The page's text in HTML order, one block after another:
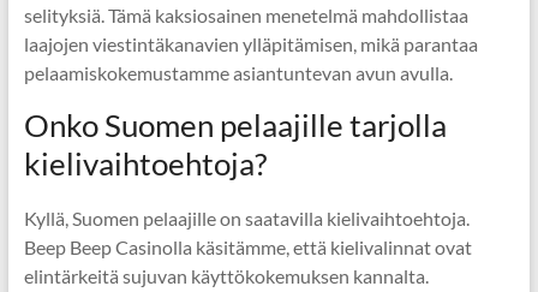
selityksiä. Tämä kaksiosainen menetelmä mahdollistaa
laajojen viestintäkanavien ylläpitämisen, mikä parantaa
pelaamiskokemustamme asiantuntevan avun avulla.
Onko Suomen pelaajille tarjolla
kielivaihtoehtoja?
Kyllä, Suomen pelaajille on saatavilla kielivaihtoehtoja.
Beep Beep Casinolla käsitämme, että kielivalinnat ovat
elintärkeitä sujuvan käyttökokemuksen kannalta.